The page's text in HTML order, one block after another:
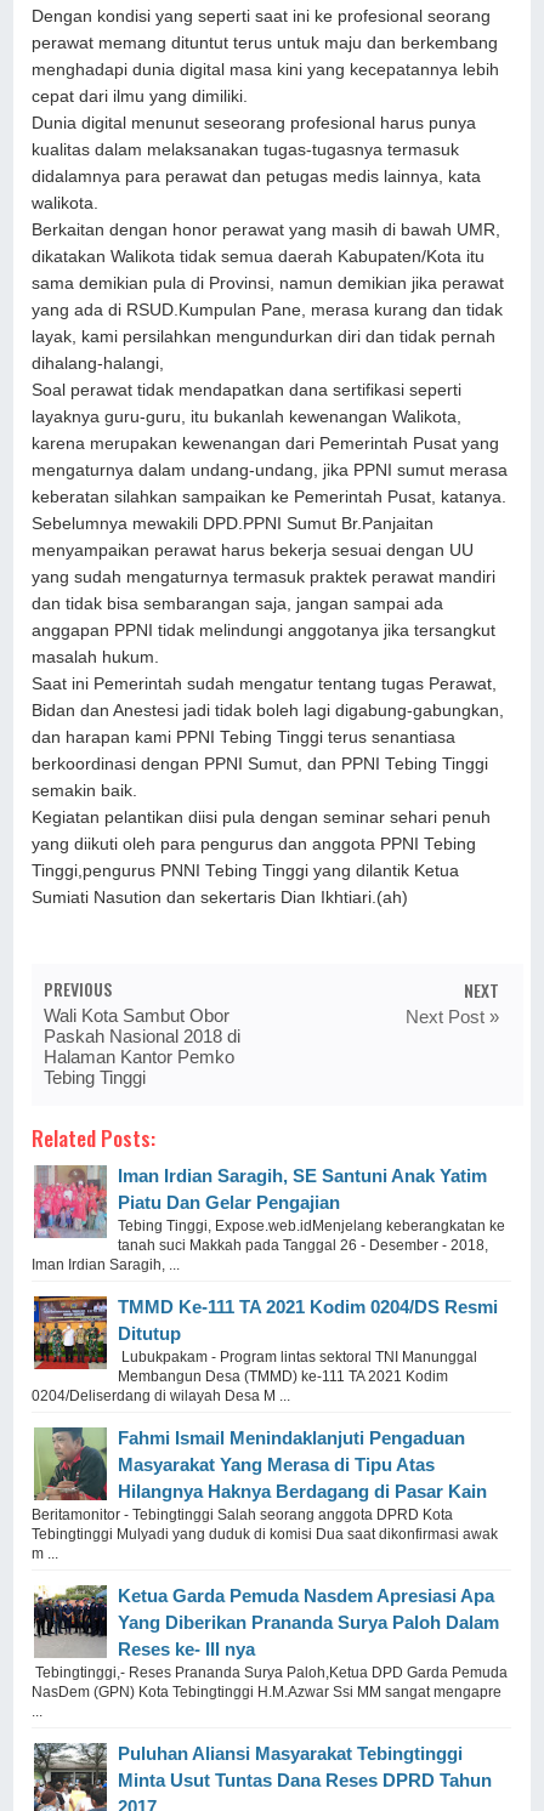
Dengan kondisi yang seperti saat ini ke profesional seorang
perawat memang dituntut terus untuk maju dan berkembang
menghadapi dunia digital masa kini yang kecepatannya lebih
cepat dari ilmu yang dimiliki.
Dunia digital menunut seseorang profesional harus punya
kualitas dalam melaksanakan tugas-tugasnya termasuk
didalamnya para perawat dan petugas medis lainnya, kata
walikota.
Berkaitan dengan honor perawat yang masih di bawah UMR,
dikatakan Walikota tidak semua daerah Kabupaten/Kota itu
sama demikian pula di Provinsi, namun demikian jika perawat
yang ada di RSUD.Kumpulan Pane, merasa kurang dan tidak
layak, kami persilahkan mengundurkan diri dan tidak pernah
dihalang-halangi,
Soal perawat tidak mendapatkan dana sertifikasi seperti
layaknya guru-guru, itu bukanlah kewenangan Walikota,
karena merupakan kewenangan dari Pemerintah Pusat yang
mengaturnya dalam undang-undang, jika PPNI sumut merasa
keberatan silahkan sampaikan ke Pemerintah Pusat, katanya.
Sebelumnya mewakili DPD.PPNI Sumut Br.Panjaitan
menyampaikan perawat harus bekerja sesuai dengan UU
yang sudah mengaturnya termasuk praktek perawat mandiri
dan tidak bisa sembarangan saja, jangan sampai ada
anggapan PPNI tidak melindungi anggotanya jika tersangkut
masalah hukum.
Saat ini Pemerintah sudah mengatur tentang tugas Perawat,
Bidan dan Anestesi jadi tidak boleh lagi digabung-gabungkan,
dan harapan kami PPNI Tebing Tinggi terus senantiasa
berkoordinasi dengan PPNI Sumut, dan PPNI Tebing Tinggi
semakin baik.
Kegiatan pelantikan diisi pula dengan seminar sehari penuh
yang diikuti oleh para pengurus dan anggota PPNI Tebing
Tinggi,pengurus PNNI Tebing Tinggi yang dilantik Ketua
Sumiati Nasution dan sekertaris Dian Ikhtiari.(ah)
PREVIOUS
Wali Kota Sambut Obor
Paskah Nasional 2018 di
Halaman Kantor Pemko
Tebing Tinggi
NEXT
Next Post »
Related Posts:
Iman Irdian Saragih, SE Santuni Anak Yatim
Piatu Dan Gelar Pengajian
Tebing Tinggi, Expose.web.idMenjelang keberangkatan ke
tanah suci Makkah pada Tanggal 26 - Desember - 2018,
Iman Irdian Saragih, ...
TMMD Ke-111 TA 2021 Kodim 0204/DS Resmi
Ditutup
Lubukpakam - Program lintas sektoral TNI Manunggal
Membangun Desa (TMMD) ke-111 TA 2021 Kodim
0204/Deliserdang di wilayah Desa M ...
Fahmi Ismail Menindaklanjuti Pengaduan
Masyarakat Yang Merasa di Tipu Atas
Hilangnya Haknya Berdagang di Pasar Kain
Beritamonitor - Tebingtinggi Salah seorang anggota DPRD Kota
Tebingtinggi Mulyadi yang duduk di komisi Dua saat dikonfirmasi awak
m ...
Ketua Garda Pemuda Nasdem Apresiasi Apa
Yang Diberikan Prananda Surya Paloh Dalam
Reses ke- III nya
Tebingtinggi,- Reses Prananda Surya Paloh,Ketua DPD Garda Pemuda
NasDem (GPN) Kota Tebingtinggi H.M.Azwar Ssi MM sangat mengapre
...
Puluhan Aliansi Masyarakat Tebingtinggi
Minta Usut Tuntas Dana Reses DPRD Tahun